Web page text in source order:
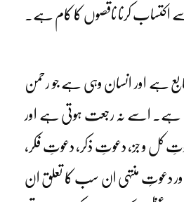
سے اکتساب کرنا ناقصوں کا کام ہے۔
ہے اور انسان وہی ہے جو رحمن
ہے۔ اسے نہ رجعت ہوتی ہے اور
کل و جز، دعوتِ ذکر، دعوتِ فکر،
دعوتِ منتہی ان سب کا تعلق ان